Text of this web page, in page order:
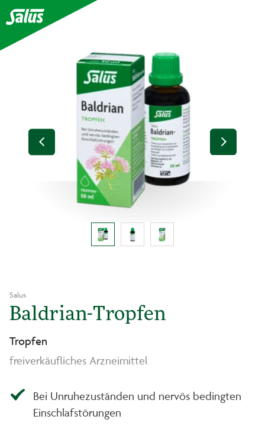
Salus
Baldrian-Tropfen
Tropfen
freiverkäufliches Arzneimittel
Bei Unruhezuständen und nervös bedingten
Einschlafstörungen